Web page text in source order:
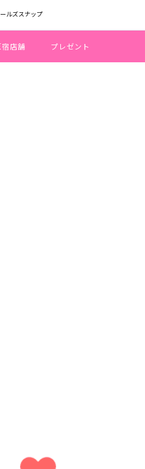
ルズスナップ
宿店舗 プレゼント